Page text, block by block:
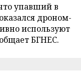
упавший в
дроном-
используют
БГНЕС.